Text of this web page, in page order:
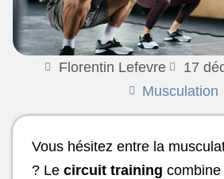
Florentin Lefevre
17
Musculation
Vous hésitez entre la
? Le circuit training